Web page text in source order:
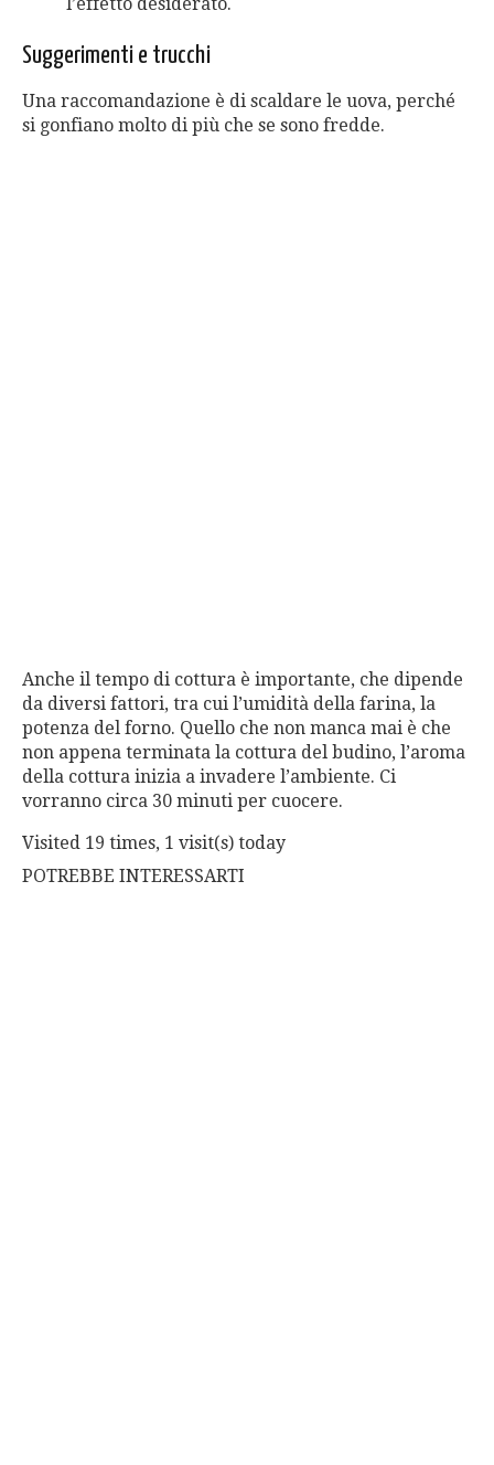
Suggerimenti e trucchi
Una raccomandazione è di scaldare le uova, perché
si gonfiano molto di più che se sono fredde.
Anche il tempo di cottura è importante, che dipende
da diversi fattori, tra cui l’umidità della farina, la
potenza del forno. Quello che non manca mai è che
non appena terminata la cottura del budino, l’aroma
della cottura inizia a invadere l’ambiente. Ci
vorranno circa 30 minuti per cuocere.
Visited 19 times, 1 visit(s) today
POTREBBE INTERESSARTI